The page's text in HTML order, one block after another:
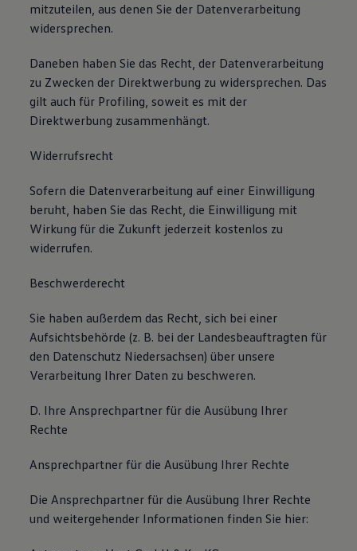
mitzuteilen, aus denen Sie der Datenverarbeitung
widersprechen.
Daneben haben Sie das Recht, der Datenverarbeitung
zu Zwecken der Direktwerbung zu widersprechen. Das
gilt auch für Profiling, soweit es mit der
Direktwerbung zusammenhängt.
Widerrufsrecht
Sofern die Datenverarbeitung auf einer Einwilligung
beruht, haben Sie das Recht, die Einwilligung mit
Wirkung für die Zukunft jederzeit kostenlos zu
widerrufen.
Beschwerderecht
Sie haben außerdem das Recht, sich bei einer
Aufsichtsbehörde (z. B. bei der Landesbeauftragten für
den Datenschutz Niedersachsen) über unsere
Verarbeitung Ihrer Daten zu beschweren.
D. Ihre Ansprechpartner für die Ausübung Ihrer
Rechte
Ansprechpartner für die Ausübung Ihrer Rechte
Die Ansprechpartner für die Ausübung Ihrer Rechte
und weitergehender Informationen finden Sie hier: